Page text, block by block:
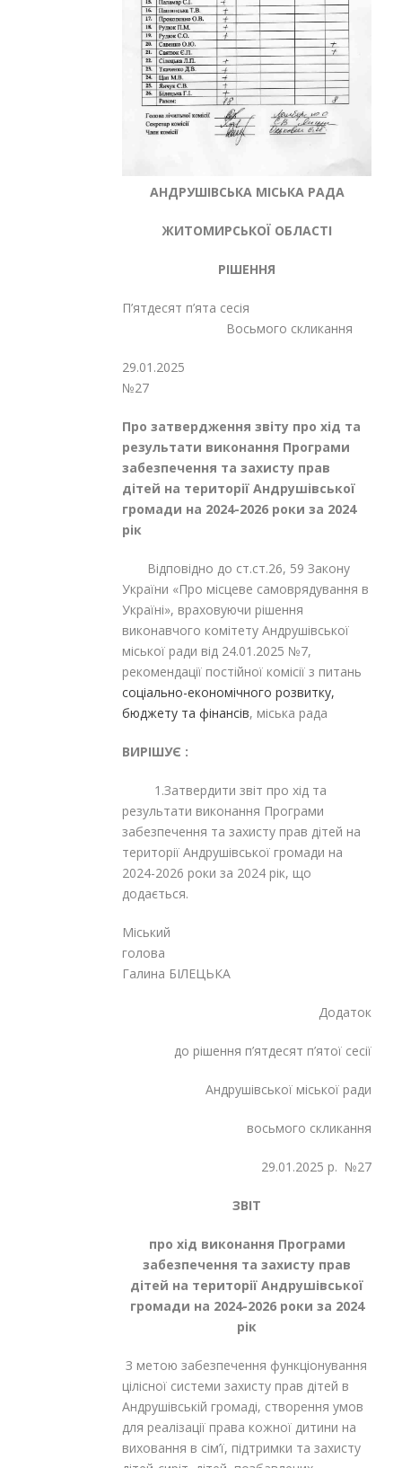
АНДРУШІВСЬКА МІСЬКА РАДА
ЖИТОМИРСЬКОЇ ОБЛАСТІ
РІШЕННЯ
П’ятдесят п’ята сесія
Восьмого скликання
№27
Про затвердження звіту про хід та
результати виконання Програми
забезпечення та захисту прав
дітей на території Андрушівської
громади на 2024-2026 роки за 2024
рік
Відповідно до ст.ст.26, 59 Закону
України «Про місцеве самоврядування в
Україні», враховуючи рішення
виконавчого комітету Андрушівської
міської ради від 24.01.2025 №7,
рекомендації постійної комісії з питань
соціально-економічного розвитку,
бюджету та фінансів, міська рада
ВИРІШУЄ :
1.Затвердити звіт про хід та
результати виконання Програми
забезпечення та захисту прав дітей на
території Андрушівської громади на
2024-2026 роки за 2024 рік, що
додається.
Міський
Галина БІЛЕЦЬКА
Додаток
до рішення п’ятдесят п’ятої сесії
Андрушівської міської ради
восьмого скликання
29.01.2025 р. №27
ЗВІТ
про хід виконання Програми
забезпечення та захисту прав
дітей на території Андрушівської
громади на 2024-2026 роки за 2024
рік
З метою забезпечення функціонування
цілісної системи захисту прав дітей в
Андрушівській громаді, створення умов
для реалізації права кожної дитини на
виховання в сім’ї, підтримки та захисту